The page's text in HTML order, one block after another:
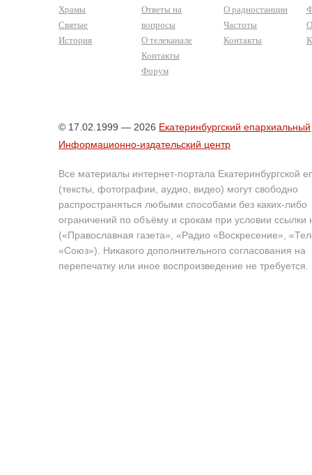
Храмы
Святые
История
Ответы на
вопросы
О телеканале
Контакты
Форум
О радиостанции
Частоты
Контакты
© 17.02.1999 — 2026 Екатеринбургский епархиальный
Информационно-издательский центр
Все материалы интернет-портала Екатеринбургской
(тексты, фотографии, аудио, видео) могут свободно
распространяться любыми способами без каких-либо
ограничений по объёму и срокам при условии ссылки
(«Православная газета», «Радио «Воскресение»,
«Союз»). Никакого дополнительного согласования на
перепечатку или иное воспроизведение не требуется.